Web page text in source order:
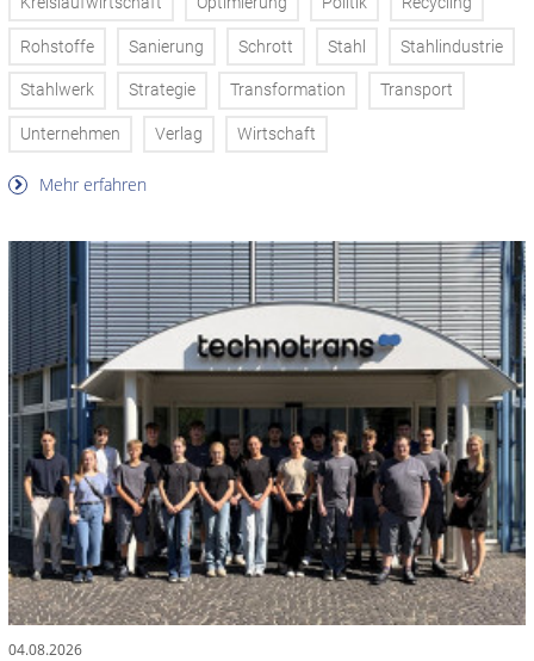
Rohstoffe Sanierung Schrott Stahl Stahlindustrie
Stahlwerk Strategie Transformation Transport
Unternehmen Verlag Wirtschaft
Mehr erfahren
04.08.2026